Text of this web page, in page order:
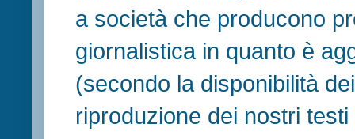
a società che producono
giornalistica in quanto è
(secondo la disponibilità
riproduzione dei nostri